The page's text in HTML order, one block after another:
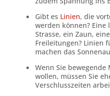
Gibt es Linien, die
werden können? Eine
Strasse, ein Zaun,
Freileitungen? Linien
machen das
Wenn Sie
wollen, müssen Sie
Verschlusszeiten